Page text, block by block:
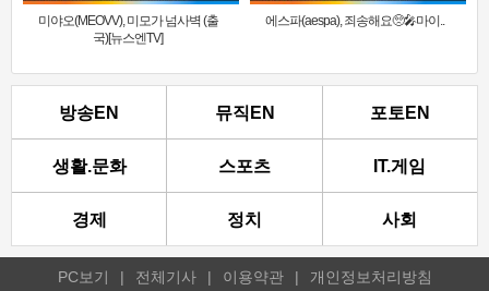
미야오(MEOVV), 미모가 넘사벽 (출
국)[뉴스엔TV]
에스파(aespa), 죄송해요🥺🎤마이..
방송EN 뮤직EN 포토EN
생활.문화 스포츠 IT.게임
경제 정치 사회
PC보기 | 전체기사 | 이용약관 | 개인정보처리방침